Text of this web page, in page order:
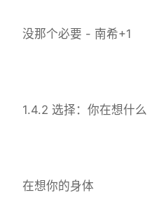
没那个必要 - 南希+1
1.4.2 选择：你在想什么
在想你的身体